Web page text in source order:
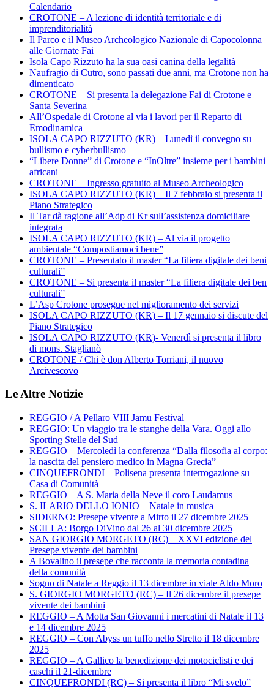
Calendario
CROTONE – A lezione di identità territoriale e di
imprenditorialità
Il Parco e il Museo Archeologico Nazionale di Capocolonna
alle Giornate Fai
Isola Capo Rizzuto ha la sua oasi canina della legalità
Naufragio di Cutro, sono passati due anni, ma Crotone non ha
dimenticato
CROTONE – Si presenta la delegazione Fai di Crotone e
Santa Severina
All’Ospedale di Crotone al via i lavori per il Reparto di
Emodinamica
ISOLA CAPO RIZZUTO (KR) – Lunedì il convegno su
bullismo e cyberbullismo
“Libere Donne” di Crotone e “InOltre” insieme per i bambini
africani
CROTONE – Ingresso gratuito al Museo Archeologico
ISOLA CAPO RIZZUTO (KR) – Il 7 febbraio si presenta il
Piano Strategico
Il Tar dà ragione all’Adp di Kr sull’assistenza domiciliare
integrata
ISOLA CAPO RIZZUTO (KR) – Al via il progetto
ambientale “Compostiamoci bene”
CROTONE – Presentato il master “La filiera digitale dei beni
culturali”
CROTONE – Si presenta il master “La filiera digitale dei ben
culturali”
L’Asp Crotone prosegue nel miglioramento dei servizi
ISOLA CAPO RIZZUTO (KR) – Il 17 gennaio si discute del
Piano Strategico
ISOLA CAPO RIZZUTO (KR)- Venerdì si presenta il libro
di mons. Staglianò
CROTONE / Chi è don Alberto Torriani, il nuovo
Arcivescovo
Le Altre Notizie
REGGIO / A Pellaro VIII Jamu Festival
REGGIO: Un viaggio tra le stanghe della Vara. Oggi allo
Sporting Stelle del Sud
REGGIO – Mercoledì la conferenza “Dalla filosofia al corpo:
la nascita del pensiero medico in Magna Grecia”
CINQUEFRONDI – Polisena presenta interrogazione su
Casa di Comunità
REGGIO – A S. Maria della Neve il coro Laudamus
S. ILARIO DELLO IONIO – Natale in musica
SIDERNO: Presepe vivente a Mirto il 27 dicembre 2025
SCILLA: Borgo DiVino dal 26 al 30 dicembre 2025
SAN GIORGIO MORGETO (RC) – XXVI edizione del
Presepe vivente dei bambini
A Bovalino il presepe che racconta la memoria contadina
della comunità
Sogno di Natale a Reggio il 13 dicembre in viale Aldo Moro
S. GIORGIO MORGETO (RC) – Il 26 dicembre il presepe
vivente dei bambini
REGGIO – A Motta San Giovanni i mercatini di Natale il 13
e 14 dicembre 2025
REGGIO – Con Abyss un tuffo nello Stretto il 18 dicembre
2025
REGGIO – A Gallico la benedizione dei motociclisti e dei
caschi il 21-dicembre
CINQUEFRONDI (RC) – Si presenta il libro “Mi svelo”